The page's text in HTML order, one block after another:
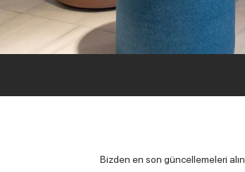
Bizden en son güncellemeleri alın